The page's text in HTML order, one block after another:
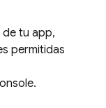
de tu app,
permitidas